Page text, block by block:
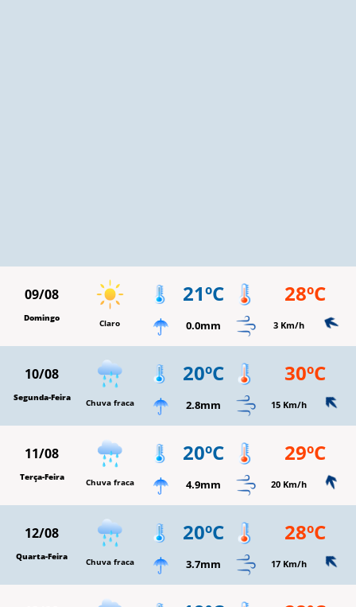
09/08
Domingo Claro
21ºC 28ºC
0.0mm 3 Km/h
10/08
Segunda-Feira Chuva fraca
20ºC 30ºC
2.8mm 15 Km/h
11/08
Terça-Feira Chuva fraca
20ºC 29ºC
4.9mm 20 Km/h
12/08
Quarta-Feira Chuva fraca
20ºC 28ºC
3.7mm 17 Km/h